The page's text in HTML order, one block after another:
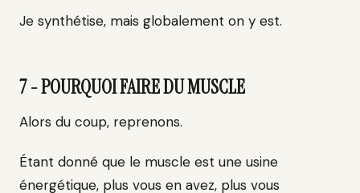
Je synthétise, mais globalement on y est.
7 - POURQUOI FAIRE DU MUSCLE
Alors du coup, reprenons.
Étant donné que le muscle est une usine
énergétique, plus vous en avez, plus vous